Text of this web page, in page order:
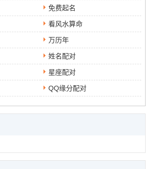
免费起名
看风水算命
万历年
姓名配对
星座配对
QQ缘分配对